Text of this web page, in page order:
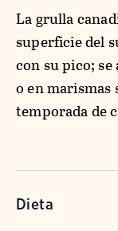
La grulla
superficie del
con su pico;
o en marismas
temporada de
Dieta